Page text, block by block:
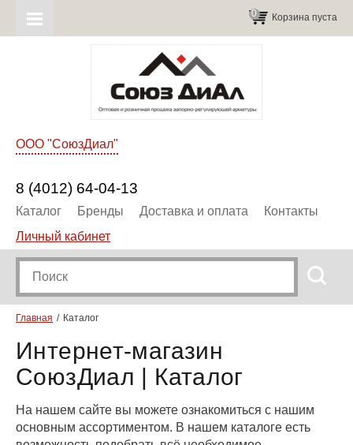
Корзина пуста
0
ООО "СоюзДиал"
8 (4012) 64-04-13
Каталог Бренды Доставка и оплата
Контакты
Личный кабинет
Главная Каталог
Интернет-магазин
СоюзДиал | Каталог
На нашем сайте вы можете ознакомиться с нашим
основным ассортиментом. В нашем каталоге есть